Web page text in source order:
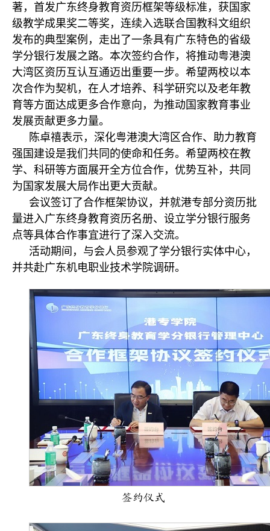
著，首发广东终身教育资历框架等级标准，获国家
级教学成果奖二等奖，连续入选联合国教科文组织
发布的典型案例，走出了一条具有广东特色的省级
学分银行发展之路。本次签约合作，将推动粤港澳
大湾区资历互认互通迈出重要一步。希望两校以本
次合作为契机，在人才培养、科学研究以及老年教
育等方面达成更多合作意向，为推动国家教育事业
发展贡献更多力量。
陈卓禧表示，深化粤港澳大湾区合作、助力教育
强国建设是我们共同的使命和任务。希望两校在教
学、科研等方面展开全方位合作，优势互补，共同
为国家发展大局作出更大贡献。
会议签订了合作框架协议，并就港专部分资历批
量进入广东终身教育资历名册、设立学分银行服务
点等具体合作事宜进行了深入交流。
活动期间，与会人员参观了学分银行实体中心，
并共赴广东机电职业技术学院调研。
签约仪式